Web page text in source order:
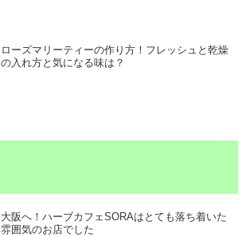
ローズマリーティーの作り方！フレッシュと乾燥
の入れ方と気になる味は？
大阪へ！ハーブカフェSORAはとても落ち着いた
雰囲気のお店でした